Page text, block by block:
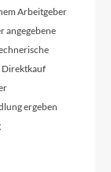
Arbeitgeber
angegebene
Direktkauf
ergeben